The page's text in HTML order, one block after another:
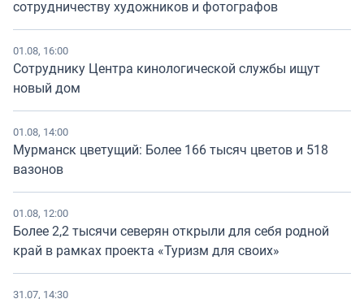
сотрудничеству художников и фотографов
01.08, 16:00
Сотруднику Центра кинологической службы ищут
новый дом
01.08, 14:00
Мурманск цветущий: Более 166 тысяч цветов и 518
вазонов
01.08, 12:00
Более 2,2 тысячи северян открыли для себя родной
край в рамках проекта «Туризм для своих»
31.07, 14:30